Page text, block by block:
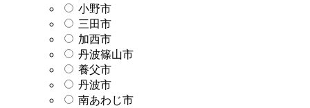
小野市
三田市
加西市
丹波篠山市
養父市
丹波市
南あわじ市